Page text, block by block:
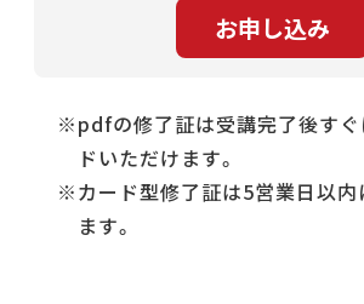
pdfの修了証は受講完了後すぐ
ドいただけます。
カード型修了証は5営業日以
ます。